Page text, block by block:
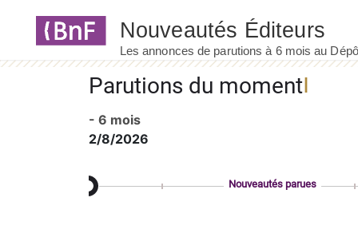
Parutions du moment
- 6 mois
2/8/2026
Nouveautés parues